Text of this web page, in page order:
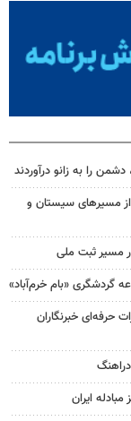
را به زانو درآوردند
آسفالت در ۱۶۸ کیلومتر از مسیرهای سیستان و
مسیر ثبت ملی
گردشگری «بام خرم‌آباد»
حرفه‌ای خبرنگاران
ایران